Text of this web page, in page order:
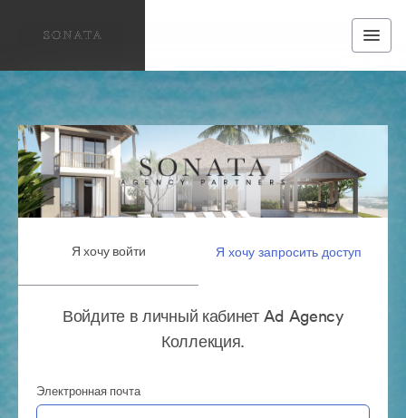
Я хочу войти Я хочу запросить доступ
Войдите в личный кабинет Ad Agency
Коллекция.
Электронная почта